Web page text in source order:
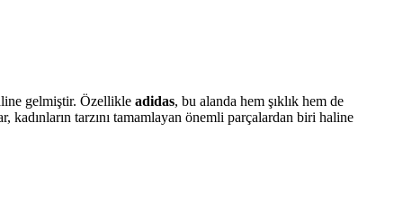
gelmiştir. Özellikle adidas, bu alanda hem şıklık hem de
tarzını tamamlayan önemli parçalardan biri haline